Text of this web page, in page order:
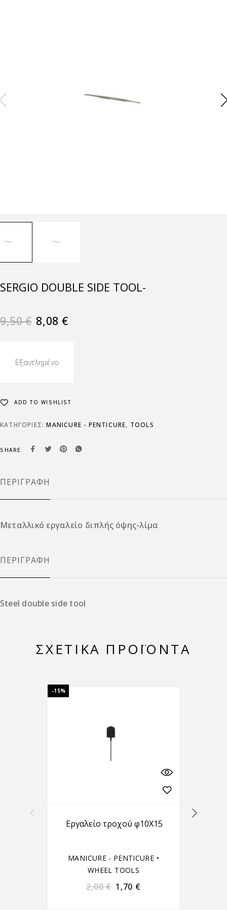
SERGIO DOUBLE SIDE TOOL-
9,50€ 8,08 €
Εξαντλημένο
ADD TO WISHLIST
ΚΑΤΗΓΟΡΊΕΣ:MANICURE - PENTICURE, TOOLS
SHARE
ΠΕΡΙΓΡΑΦΉ
Μεταλλικό εργαλείο διπλής όψης-λίμα
ΠΕΡΙΓΡΑΦΉ
Steel double side tool
ΣΧΕΤΙΚΆ ΠΡΟΪΌΝΤΑ
-15%
Εργαλείο τροχού φ10Χ15
MANICURE - PENTICURE •
WHEEL TOOLS
2,00€ 1,70 €